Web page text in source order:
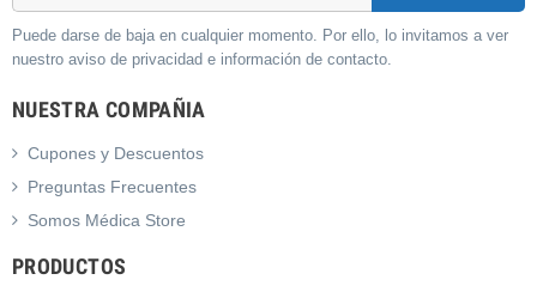
Puede darse de baja en cualquier momento. Por ello, lo invitamos a ver
nuestro aviso de privacidad e información de contacto.
NUESTRA COMPAÑIA
Cupones y Descuentos
Preguntas Frecuentes
Somos Médica Store
PRODUCTOS